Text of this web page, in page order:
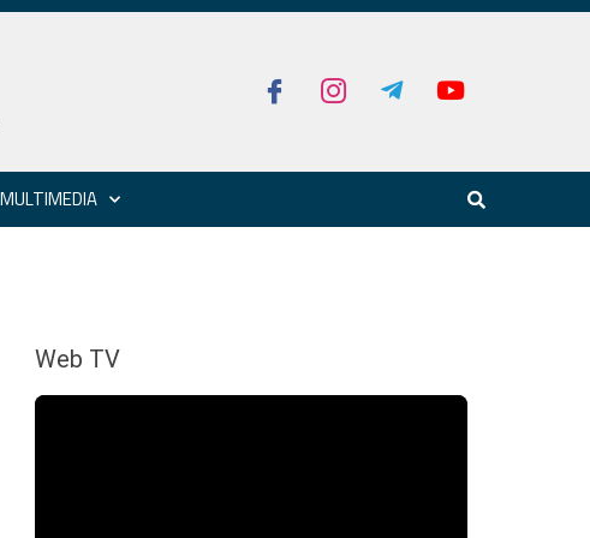
MULTIMEDIA
Web TV